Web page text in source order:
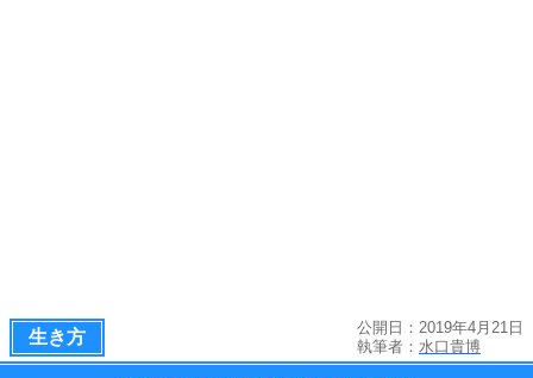
生き方
公開日：2019年4月21日
執筆者： 水口貴博